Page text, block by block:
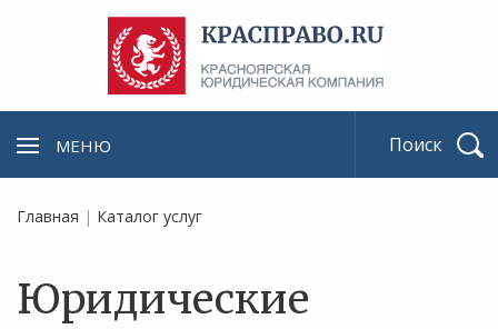
МЕНЮ
Главная | Каталог услуг
Юридические